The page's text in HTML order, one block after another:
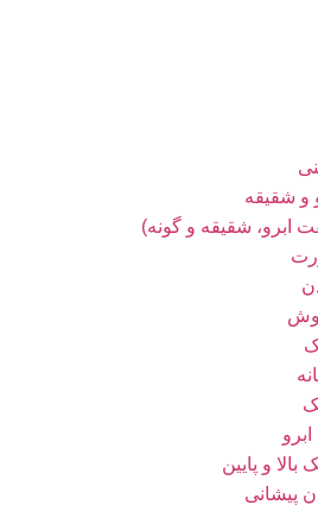
و شقیقه
ابرو، شقیقه و گونه)
و پایین
پیشانی